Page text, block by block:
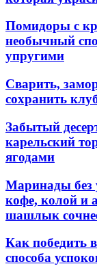
Помидоры с
необычный
упругими
Сварить,
сохранить
Забытый
карельский
ягодами
Маринады без
кофе, колой и
шашлык
Как победить
способа